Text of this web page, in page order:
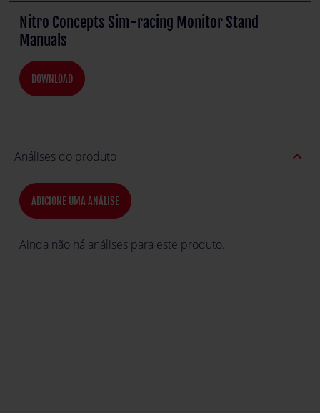
Nitro Concepts Sim-racing Monitor Stand
Manuals
DOWNLOAD
Análises do produto expand_less
ADICIONE UMA ANÁLISE
Ainda não há análises para este produto.